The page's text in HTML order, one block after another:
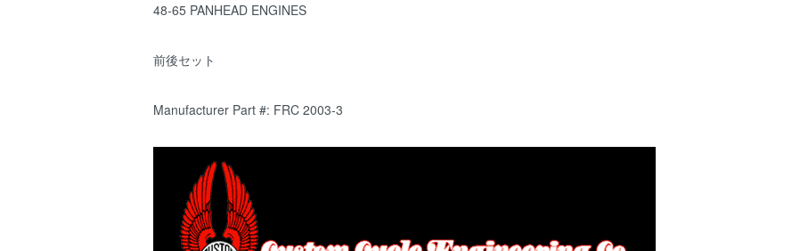
48-65 PANHEAD ENGINES
前後セット
Manufacturer Part #: FRC 2003-3